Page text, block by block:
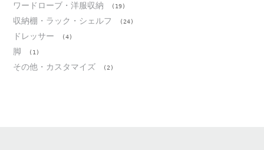
ワードローブ・洋服収納 (19)
収納棚・ラック・シェルフ (24)
ドレッサー (4)
脚 (1)
その他・カスタマイズ (2)